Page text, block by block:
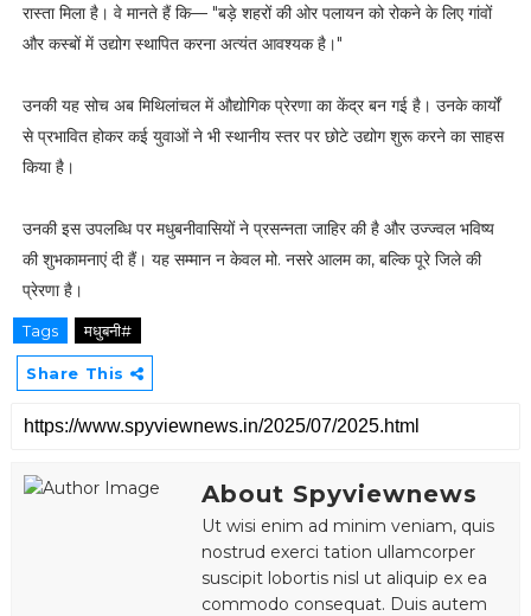
रास्ता मिला है। वे मानते हैं कि— "बड़े शहरों की ओर पलायन को रोकने के लिए गांवों
और कस्बों में उद्योग स्थापित करना अत्यंत आवश्यक है।"
उनकी यह सोच अब मिथिलांचल में औद्योगिक प्रेरणा का केंद्र बन गई है। उनके कार्यों
से प्रभावित होकर कई युवाओं ने भी स्थानीय स्तर पर छोटे उद्योग शुरू करने का साहस
किया है।
उनकी इस उपलब्धि पर मधुबनीवासियों ने प्रसन्नता जाहिर की है और उज्ज्वल भविष्य
की शुभकामनाएं दी हैं। यह सम्मान न केवल मो. नसरे आलम का, बल्कि पूरे जिले की
प्रेरणा है।
Tags मधुबनी#
Share This
About Spyviewnews
Ut wisi enim ad minim veniam, quis
nostrud exerci tation ullamcorper
suscipit lobortis nisl ut aliquip ex ea
commodo consequat. Duis autem